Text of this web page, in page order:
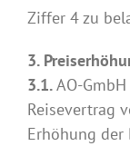
Ziffer 4 zu
3.
3.1.AO-
Reisevertrag
Erhöhung